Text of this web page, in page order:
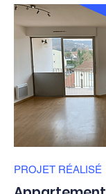
PROJET RÉALISÉ